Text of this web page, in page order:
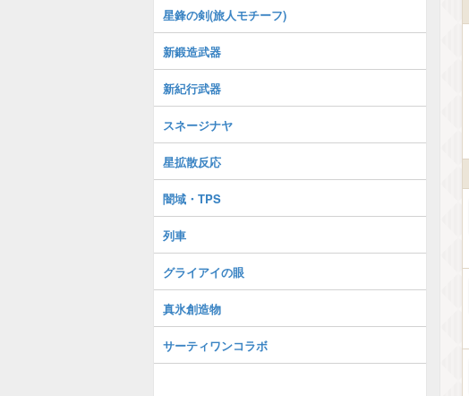
星鋒の剣(旅人モチーフ)
新鍛造武器
新紀行武器
スネージナヤ
星拡散反応
闇域・TPS
列車
グライアイの眼
真氷創造物
サーティワンコラボ